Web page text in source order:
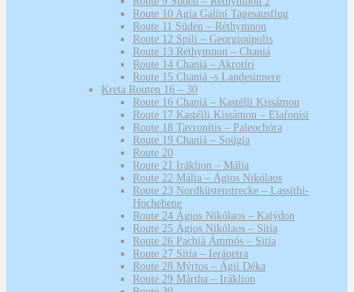
Route 10 Agía Galíni Tagesausflug
Route 11 Süden – Réthymnon
Route 12 Spíli – Georgioúpolis
Route 13 Réthymnon – Chaniá
Route 14 Chaniá – Akrotíri
Route 15 Chaniá -s Landesinnere
Kreta Routen 16 – 30
Route 16 Chaniá – Kastélli Kissámou
Route 17 Kastélli Kissámou – Elafonísi
Route 18 Tavronítis – Paleochóra
Route 19 Chaniá – Soúgia
Route 20
Route 21 Iráklion – Mália
Route 22 Mália – Ágios Nikólaos
Route 23 Nordküstenstrecke – Lassíthi-
Hochebene
Route 24 Ágios Nikólaos – Kalýdon
Route 25 Ágios Nikólaos – Sitía
Route 26 Pachiá Ámmós – Sitía
Route 27 Sitía – Ierápetra
Route 28 Mýrtos – Ágii Déka
Route 29 Mártha – Iráklion